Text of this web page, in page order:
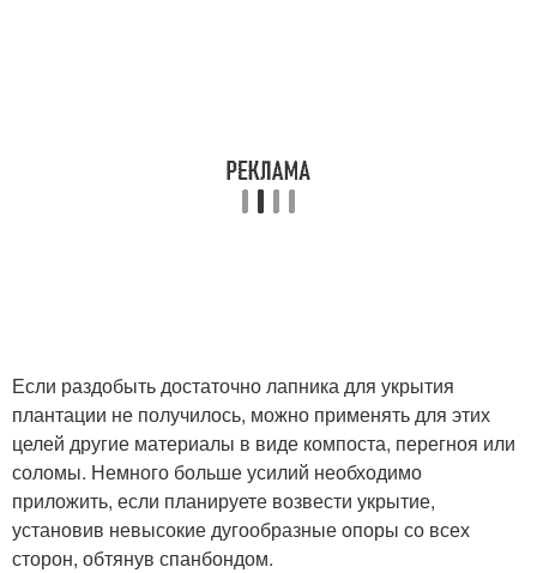
Если раздобыть достаточно лапника для укрытия
плантации не получилось, можно применять для этих
целей другие материалы в виде компоста, перегноя или
соломы. Немного больше усилий необходимо
приложить, если планируете возвести укрытие,
установив невысокие дугообразные опоры со всех
сторон, обтянув спанбондом.